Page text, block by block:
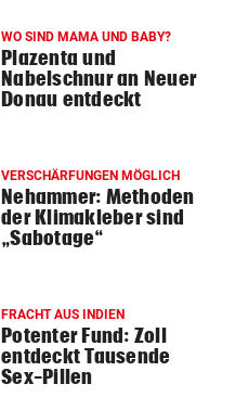
WO SIND MAMA UND BABY?
Plazenta und
Nabelschnur an Neuer
Donau entdeckt
VERSCHÄRFUNGEN MÖGLICH
Nehammer: Methoden
der Klimakleber sind
„Sabotage“
FRACHT AUS INDIEN
Potenter Fund: Zoll
entdeckt Tausende
Sex-Pillen